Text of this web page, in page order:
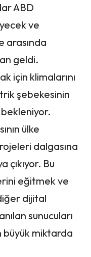
ABD
ve
arasında
geldi.
için klimalarını
şebekesinin
bekleniyor.
ülke
dalgasına
çıkıyor. Bu
eğitmek ve
dijital
sunucuları
büyük miktarda